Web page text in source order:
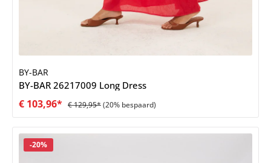
BY-BAR
BY-BAR 26217009 Long Dress
€ 103,96* € 129,95*(20% bespaard)
Korting
-20%